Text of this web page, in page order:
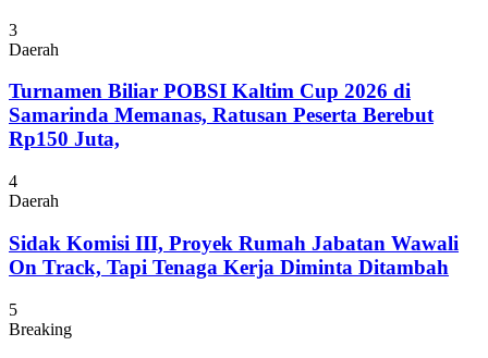
3
Daerah
Turnamen Biliar POBSI Kaltim Cup 2026 di
Samarinda Memanas, Ratusan Peserta Berebut
Rp150 Juta,
4
Daerah
Sidak Komisi III, Proyek Rumah Jabatan Wawali
On Track, Tapi Tenaga Kerja Diminta Ditambah
5
Breaking